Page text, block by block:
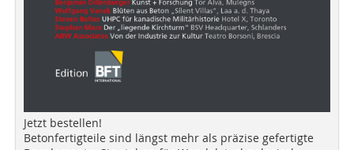
Jetzt bestellen!
Betonfertigteile sind längst mehr als präzise gefertigte